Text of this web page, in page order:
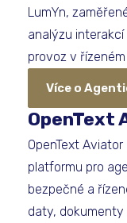
LumYn,
analýzu
provoz v
Více o
OpenText
OpenText
platformu pro
bezpečné a
daty,